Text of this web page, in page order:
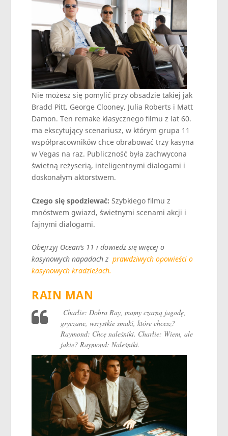
Nie możesz się pomylić przy obsadzie takiej jak
Bradd Pitt, George Clooney, Julia Roberts i Matt
Damon. Ten remake klasycznego filmu z lat 60.
ma ekscytujący scenariusz, w którym grupa 11
współpracowników chce obrabować trzy kasyna
w Vegas na raz. Publiczność była zachwycona
świetną reżyserią, inteligentnymi dialogami i
doskonałym aktorstwem.
Czego się spodziewać: Szybkiego filmu z
mnóstwem gwiazd, świetnymi scenami akcji i
fajnymi dialogami.
Obejrzyj Ocean’s 11 i dowiedz się więcej o
kasynowych napadach z prawdziwych opowieści o
kasynowych kradzieżach.
RAIN MAN
Charlie: Dobra Ray, mamy czarną jagodę,
gryczane, wszystkie smaki, które chcesz?
Raymond: Chcę naleśniki. Charlie: Wiem, ale
jakie? Raymond: Naleśniki.